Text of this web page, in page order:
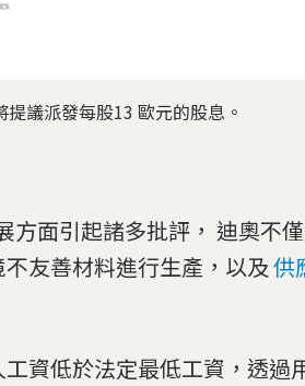
議派發每股13 歐元的股息。
方面引起諸多批評， 迪奧不
友善材料進行生產，以及供
資低於法定最低工資，透過